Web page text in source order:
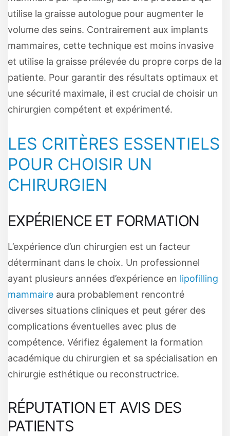
utilise la graisse autologue pour augmenter le
volume des seins. Contrairement aux implants
mammaires, cette technique est moins invasive
et utilise la graisse prélevée du propre corps de la
patiente. Pour garantir des résultats optimaux et
une sécurité maximale, il est crucial de choisir un
chirurgien compétent et expérimenté.
LES CRITÈRES ESSENTIELS
POUR CHOISIR UN
CHIRURGIEN
EXPÉRIENCE ET FORMATION
L’expérience d’un chirurgien est un facteur
déterminant dans le choix. Un professionnel
ayant plusieurs années d’expérience en lipofilling
mammaire aura probablement rencontré
diverses situations cliniques et peut gérer des
complications éventuelles avec plus de
compétence. Vérifiez également la formation
académique du chirurgien et sa spécialisation en
chirurgie esthétique ou reconstructrice.
RÉPUTATION ET AVIS DES
PATIENTS